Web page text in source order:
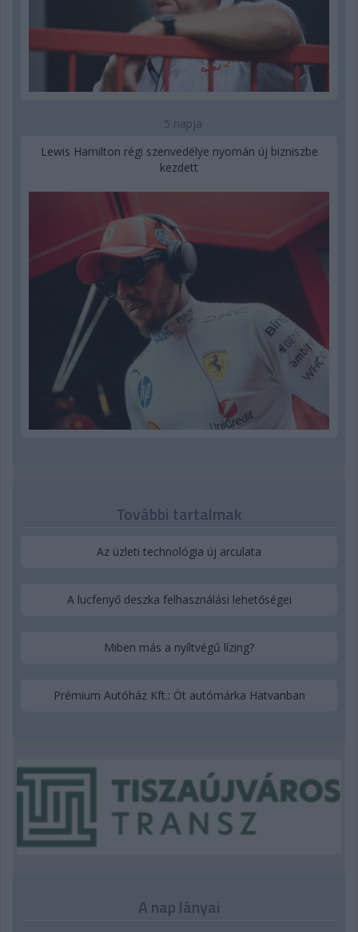
5 napja
Lewis Hamilton régi szenvedélye nyomán új bizniszbe
kezdett
További tartalmak
Az üzleti technológia új arculata
A lucfenyő deszka felhasználási lehetőségei
Miben más a nyíltvégű lízing?
Prémium Autóház Kft.: Öt autómárka Hatvanban
A nap lányai